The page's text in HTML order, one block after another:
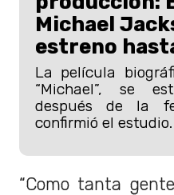
Michael
estreno
La película
“Michael”, se
después de la
confirmió el estudio.
“Como tanta